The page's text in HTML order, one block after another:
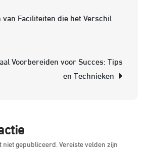
van Faciliteiten die het Verschil
Voorbereiden voor Succes: Tips
en Technieken
gepubliceerd. Vereiste velden zijn